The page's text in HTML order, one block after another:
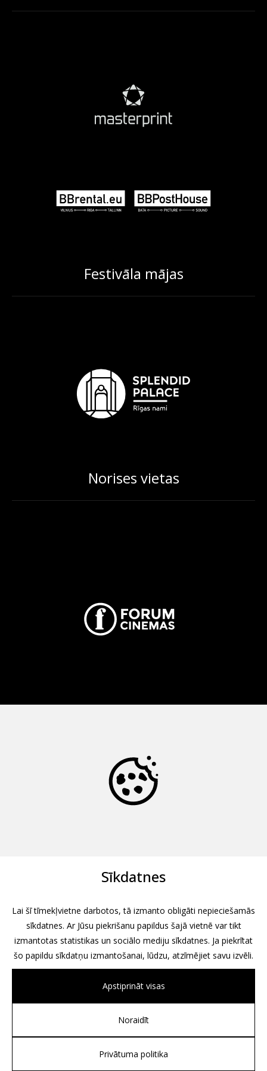
Festivāla mājas
Norises vietas
All rights reserved, 2026
Associates, Partners et Sons
Sīkdatnes
Lai šī tīmekļvietne darbotos, tā izmanto obligāti nepieciešamās
sīkdatnes. Ar Jūsu piekrišanu papildus šajā vietnē var tikt
izmantotas statistikas un sociālo mediju sīkdatnes. Ja piekrītat
šo papildu sīkdatņu izmantošanai, lūdzu, atzīmējiet savu izvēli.
Apstiprināt visas
Noraidīt
Privātuma politika